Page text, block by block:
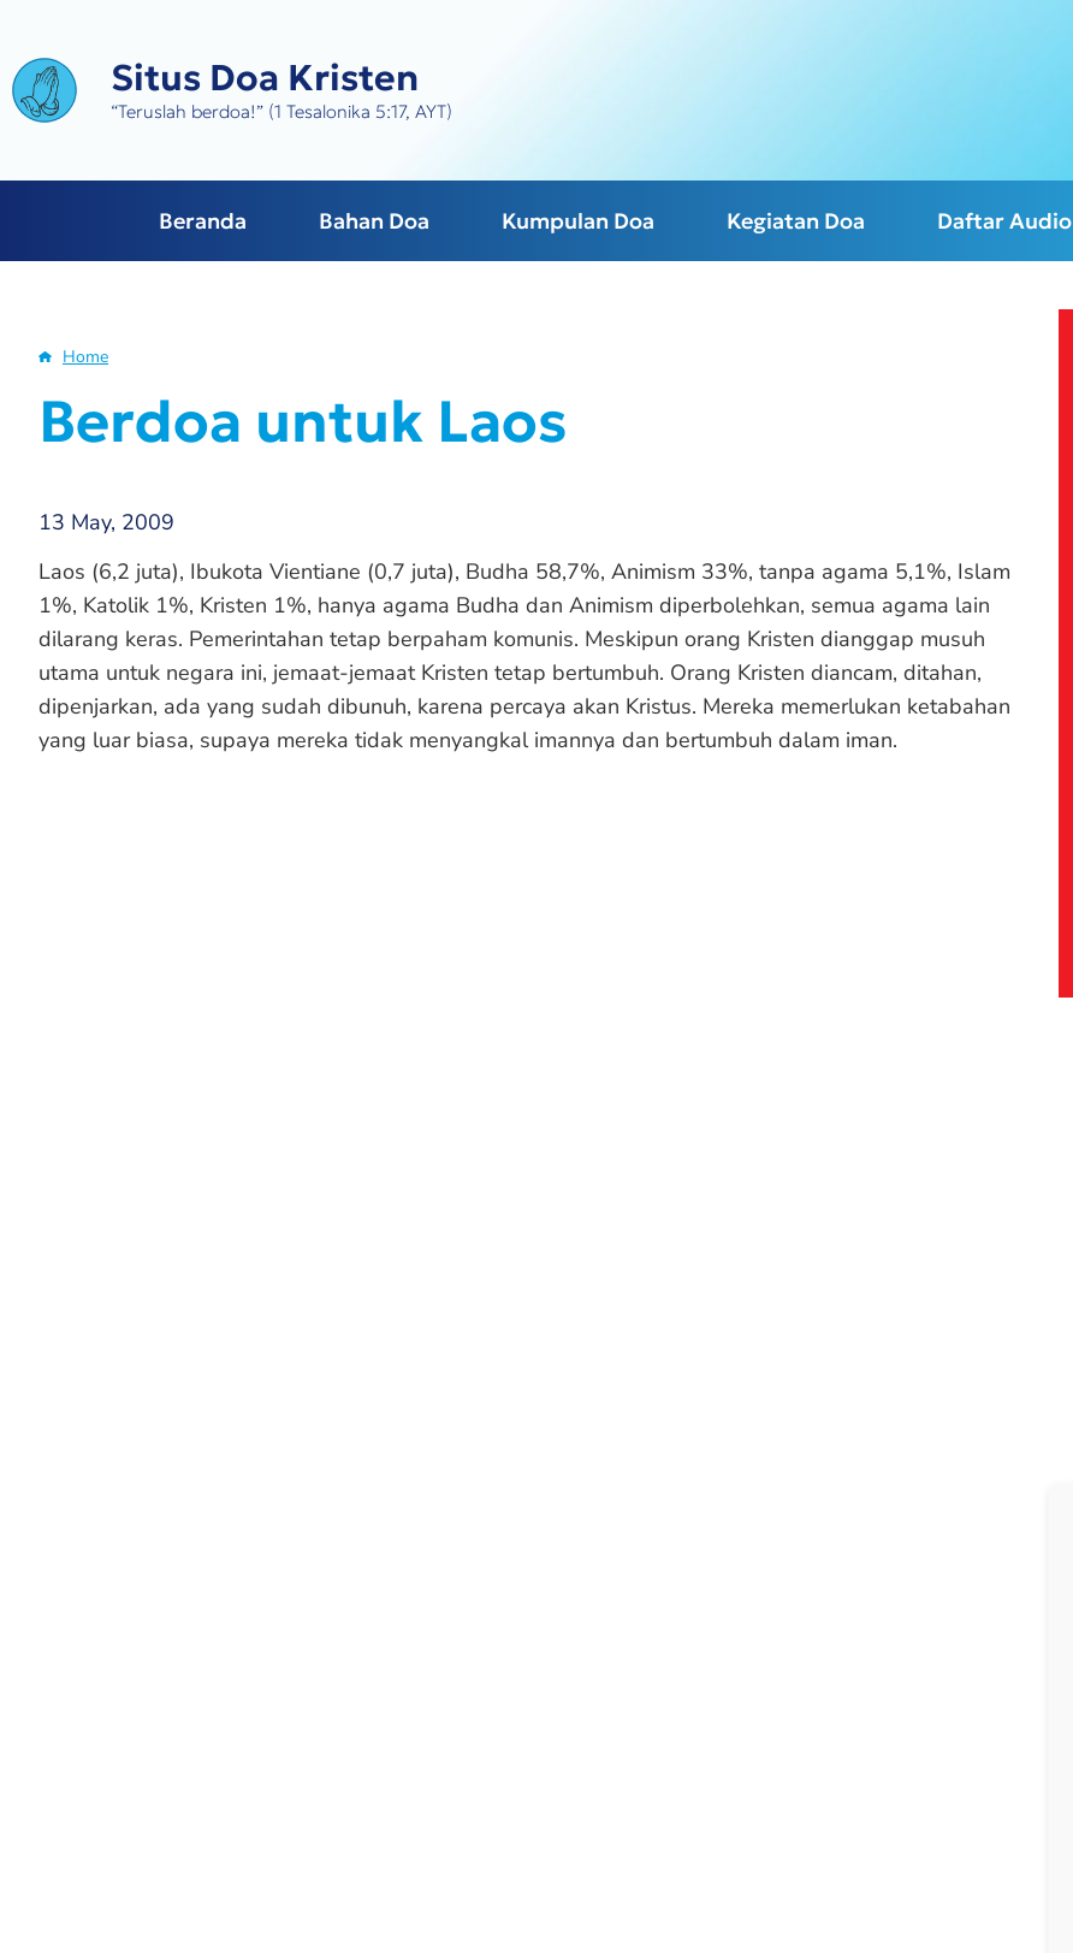
main
content
Situs Doa Kristen
“Teruslah berdoa!” (1 Tesalonika 5:17, AYT)
Beranda Bahan Doa Kumpulan Doa Kegiatan Doa Daftar Audio
Home
Berdoa untuk Laos
13 May, 2009
Laos (6,2 juta), Ibukota Vientiane (0,7 juta), Budha 58,7%, Animism 33%, tanpa agama 5,1%, Islam
1%, Katolik 1%, Kristen 1%, hanya agama Budha dan Animism diperbolehkan, semua agama lain
dilarang keras. Pemerintahan tetap berpaham komunis. Meskipun orang Kristen dianggap musuh
utama untuk negara ini, jemaat-jemaat Kristen tetap bertumbuh. Orang Kristen diancam, ditahan,
dipenjarkan, ada yang sudah dibunuh, karena percaya akan Kristus. Mereka memerlukan ketabahan
yang luar biasa, supaya mereka tidak menyangkal imannya dan bertumbuh dalam iman.